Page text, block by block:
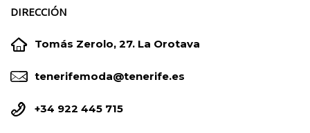
DIRECCIÓN

 Tomás Zerolo, 27. La Orotava

 tenerifemoda@tenerife.es

 +34 922 445 715